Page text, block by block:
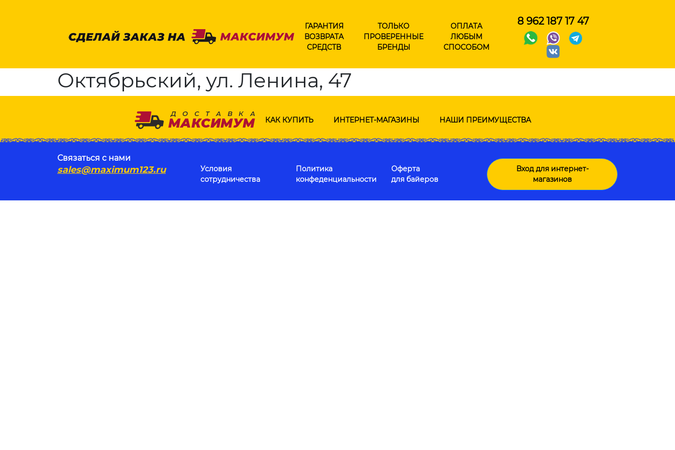
ГАРАНТИЯ
ВОЗВРАТА
СРЕДСТВ
ТОЛЬКО
ПРОВЕРЕННЫЕ
БРЕНДЫ
ОПЛАТА
ЛЮБЫМ
СПОСОБОМ
8 962 187 17 47
Октябрьский, ул. Ленина, 47
КАК КУПИТЬ ИНТЕРНЕТ-МАГАЗИНЫ НАШИ ПРЕИМУЩЕСТВА
Связаться с нами
sales@maximum123.ru
Условия
сотрудничества
Политика
конфеденциальности
Оферта
для байеров
Вход для интернет-
магазинов